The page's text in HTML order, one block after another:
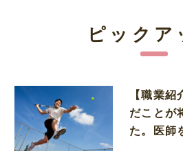
ピックア
【職業
だことが
た。医師